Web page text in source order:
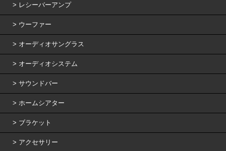
レシーバーアンプ
ウーファー
オーディオサングラス
オーディオシステム
サウンドバー
ホームシアター
ブラケット
アクセサリー